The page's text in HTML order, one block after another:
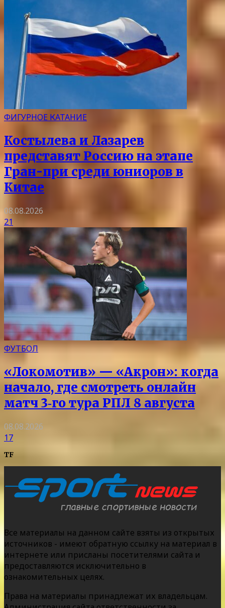
ФИГУРНОЕ КАТАНИЕ
Костылева и Лазарев
представят Россию на этапе
Гран-при среди юниоров в
Китае
08.08.2026
21
ФУТБОЛ
«Локомотив» — «Акрон»: когда
начало, где смотреть онлайн
матч 3‑го тура РПЛ 8 августа
08.08.2026
17
TF
Все материалы на данном сайте взяты из открытых
источников - имеют обратную ссылку на материал в
интернете или присланы посетителями сайта и
предоставляются исключительно в
ознакомительных целях.
Права на материалы принадлежат их владельцам.